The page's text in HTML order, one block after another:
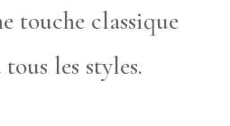
touche classique
les styles.